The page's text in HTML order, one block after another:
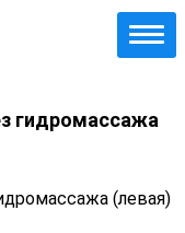
гидромассажа